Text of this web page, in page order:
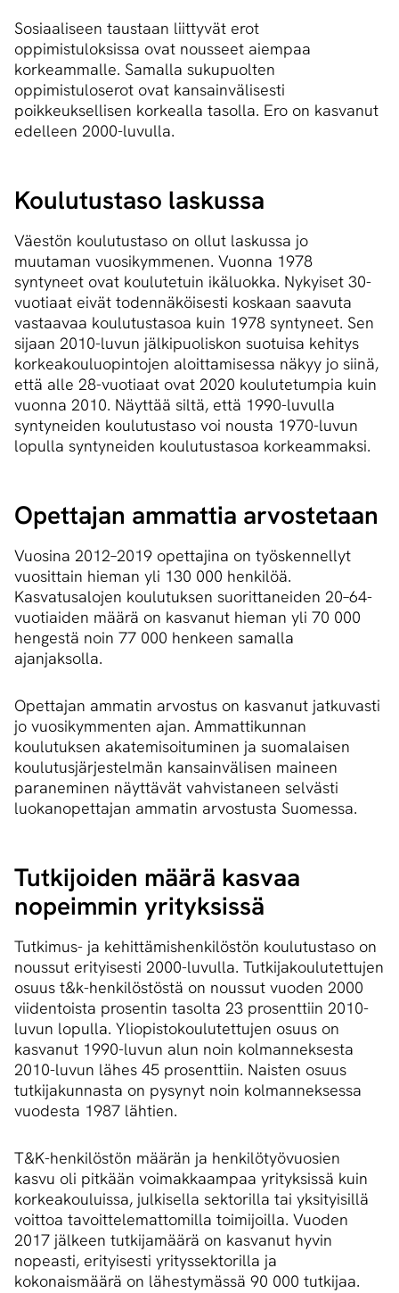
Sosiaaliseen taustaan liittyvät erot
oppimistuloksissa ovat nousseet aiempaa
korkeammalle. Samalla sukupuolten
oppimistuloserot ovat kansainvälisesti
poikkeuksellisen korkealla tasolla. Ero on kasvanut
edelleen 2000-luvulla.
Koulutustaso laskussa
Väestön koulutustaso on ollut laskussa jo
muutaman vuosikymmenen. Vuonna 1978
syntyneet ovat koulutetuin ikäluokka. Nykyiset 30-
vuotiaat eivät todennäköisesti koskaan saavuta
vastaavaa koulutustasoa kuin 1978 syntyneet. Sen
sijaan 2010-luvun jälkipuoliskon suotuisa kehitys
korkeakouluopintojen aloittamisessa näkyy jo siinä,
että alle 28-vuotiaat ovat 2020 koulutetumpia kuin
vuonna 2010. Näyttää siltä, että 1990-luvulla
syntyneiden koulutustaso voi nousta 1970-luvun
lopulla syntyneiden koulutustasoa korkeammaksi.
Opettajan ammattia arvostetaan
Vuosina 2012–2019 opettajina on työskennellyt
vuosittain hieman yli 130 000 henkilöä.
Kasvatusalojen koulutuksen suorittaneiden 20–64-
vuotiaiden määrä on kasvanut hieman yli 70 000
hengestä noin 77 000 henkeen samalla
ajanjaksolla.
Opettajan ammatin arvostus on kasvanut jatkuvasti
jo vuosikymmenten ajan. Ammattikunnan
koulutuksen akatemisoituminen ja suomalaisen
koulutusjärjestelmän kansainvälisen maineen
paraneminen näyttävät vahvistaneen selvästi
luokanopettajan ammatin arvostusta Suomessa.
Tutkijoiden määrä kasvaa
nopeimmin yrityksissä
Tutkimus- ja kehittämishenkilöstön koulutustaso on
noussut erityisesti 2000-luvulla. Tutkijakoulutettujen
osuus t&k-henkilöstöstä on noussut vuoden 2000
viidentoista prosentin tasolta 23 prosenttiin 2010-
luvun lopulla. Yliopistokoulutettujen osuus on
kasvanut 1990-luvun alun noin kolmanneksesta
2010-luvun lähes 45 prosenttiin. Naisten osuus
tutkijakunnasta on pysynyt noin kolmanneksessa
vuodesta 1987 lähtien.
T&K-henkilöstön määrän ja henkilötyövuosien
kasvu oli pitkään voimakkaampaa yrityksissä kuin
korkeakouluissa, julkisella sektorilla tai yksityisillä
voittoa tavoittelemattomilla toimijoilla. Vuoden
2017 jälkeen tutkijamäärä on kasvanut hyvin
nopeasti, erityisesti yrityssektorilla ja
kokonaismäärä on lähestymässä 90 000 tutkijaa.